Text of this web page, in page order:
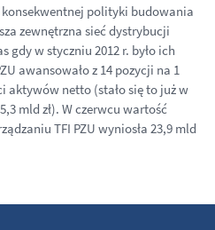
konsekwentnej polityki budowania
zewnętrzna sieć dystrybucji
gdy w styczniu 2012 r. było ich
awansowało z 14 pozycji na 1
aktywów netto (stało się to już w
mld zł). W czerwcu wartość
TFI PZU wyniosła 23,9 mld